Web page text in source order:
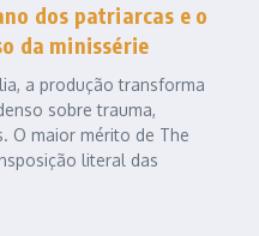
dos patriarcas e o
da minissérie
a produção transforma
sobre trauma,
O maior mérito de The
literal das